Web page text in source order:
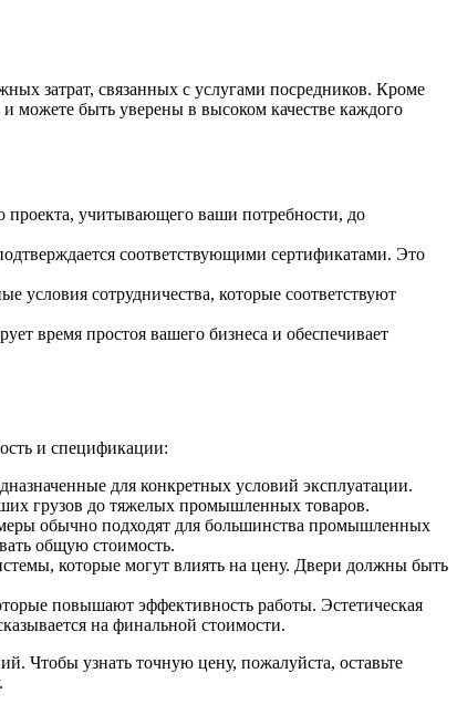
затрат, связанных с услугами посредников. Кроме
и можете быть уверены в высоком качестве каждого
проекта, учитывающего ваши потребности, до
соответствующими сертификатами. Это
сотрудничества, которые соответствуют
время простоя вашего бизнеса и обеспечивает
и спецификации:
для конкретных условий эксплуатации.
грузов до тяжелых промышленных товаров.
обычно подходят для большинства промышленных
общую стоимость.
которые могут влиять на цену. Двери должны быть
повышают эффективность работы. Эстетическая
на финальной стоимости.
Чтобы узнать точную цену, пожалуйста, оставьте